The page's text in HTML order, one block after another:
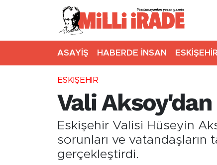
ASAYİŞ HABERDE İNSAN
ESKİŞEHİR
Vali
Eskişehir Valisi Hüseyin
sorunları ve vatandaşların
gerçekleştirdi.